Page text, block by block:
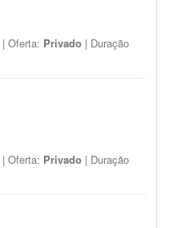
| Oferta: Privado | Duração
| Oferta: Privado | Duração